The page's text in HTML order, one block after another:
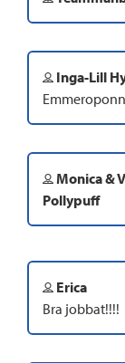
Inga-Lill
Monica &
Pollypuff
Erica
Bra jobbat!!!!